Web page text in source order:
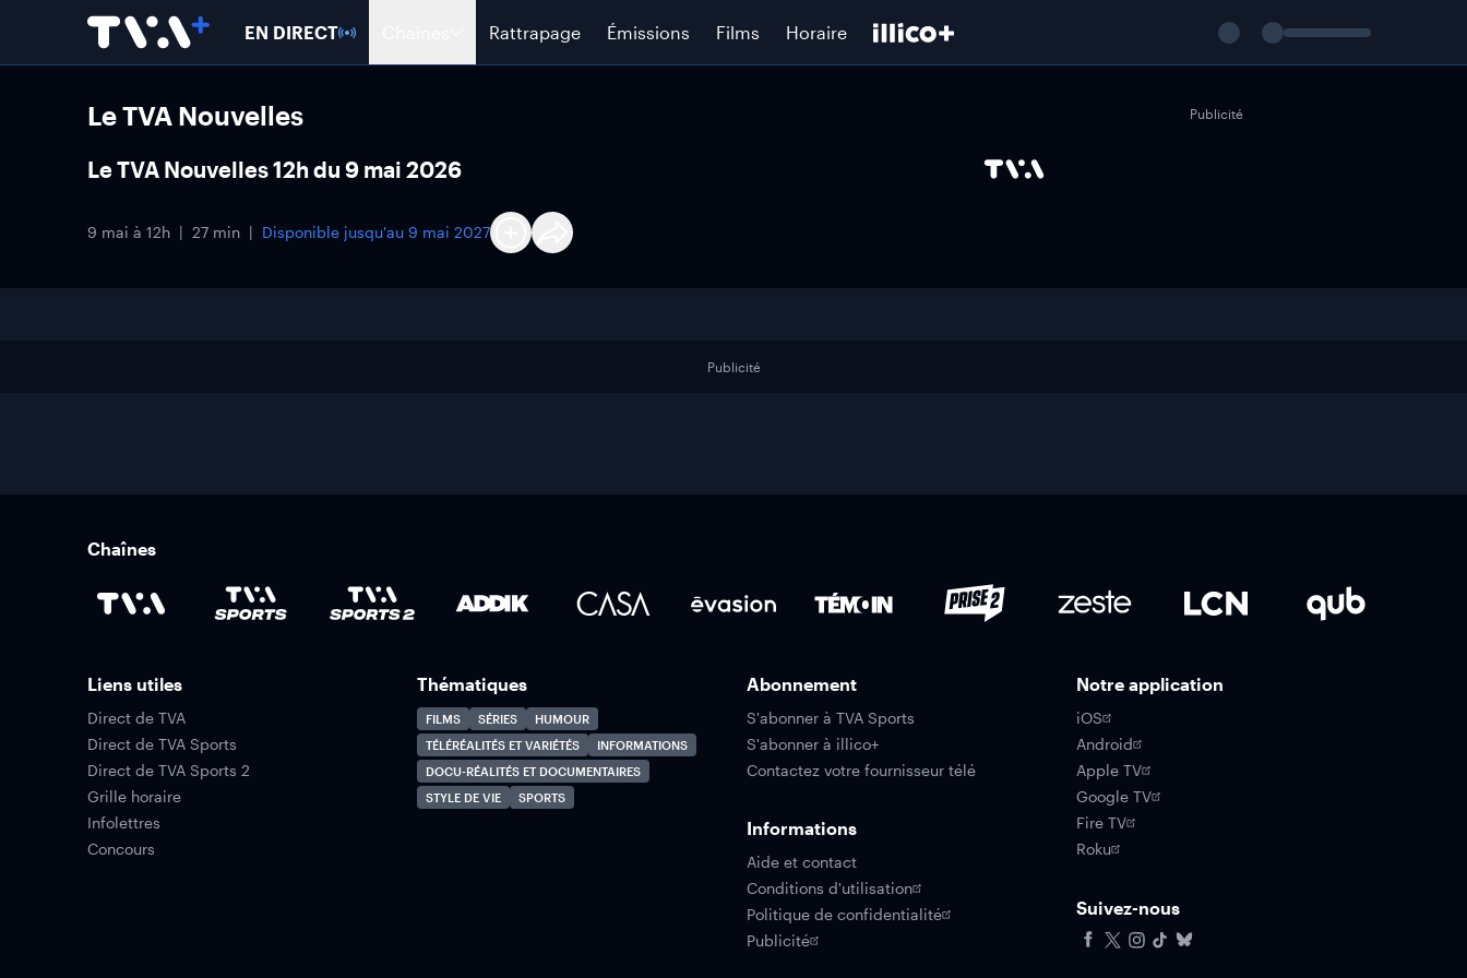
EN DIRECT Rattrapage Émissions Films Horaire
Le TVA Nouvelles
Le TVA Nouvelles 12h du 9 mai 2026
9 mai à 12h 27 min Disponible jusqu'au 9 mai 2027
Publicité
Publicité
Chaînes
Liens utiles
Direct de TVA
Direct de TVA Sports
Direct de TVA Sports 2
Grille horaire
Infolettres
Concours
Thématiques
FILMS SÉRIES
HUMOUR
TÉLÉRÉALITÉS ET VARIÉTÉS
INFORMATIONS
DOCU-RÉALITÉS ET DOCUMENTAIRES
STYLE DE VIE
SPORTS
Abonnement
S'abonner à TVA Sports
S'abonner à illico+
Contactez votre fournisseur télé
Informations
Aide et contact
Conditions d'utilisation
Politique de confidentialité
Publicité
Notre application
iOS
Android
Apple TV
Google TV
Fire TV
Roku
Suivez-nous